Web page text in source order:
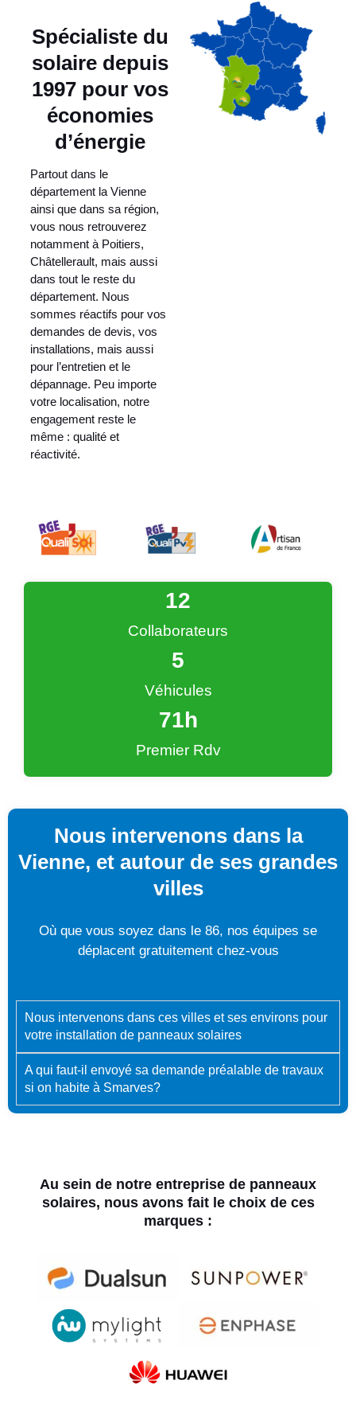
Spécialiste du
solaire depuis
1997 pour vos
économies
d’énergie
Partout dans le
département la Vienne
ainsi que dans sa région,
vous nous retrouverez
notamment à Poitiers,
Châtellerault, mais aussi
dans tout le reste du
département. Nous
sommes réactifs pour vos
demandes de devis, vos
installations, mais aussi
pour l’entretien et le
dépannage. Peu importe
votre localisation, notre
engagement reste le
même : qualité et
réactivité.
Collaborateurs
13
Véhicules
6
Premier Rdv
72h
Nous intervenons dans la
Vienne, et autour de ses grandes
villes
Où que vous soyez dans le 86, nos équipes se
déplacent gratuitement chez-vous
Nous intervenons dans ces villes et ses environs pour
votre installation de panneaux solaires
A qui faut-il envoyé sa demande préalable de travaux
si on habite à Smarves?
Au sein de notre entreprise de panneaux
solaires, nous avons fait le choix de ces
marques :